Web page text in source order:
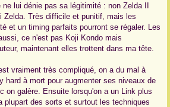
lui dénie pas sa légitimité : non Zelda II
Zelda. Très difficile et punitif, mais les
et un timing parfaits pourront se régaler. Les
ce n'est pas Koji Kondo mais
maintenant elles trottent dans ma tête.
vraiment très compliqué, on a du mal à
hard à mort pour augmenter ses niveaux de
on galère. Ensuite lorsqu'on a un Link plus
plupart des sorts et surtout les techniques